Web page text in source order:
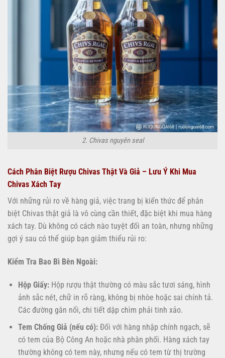
2. Chivas nguyên seal
Cách Phân Biệt Rượu Chivas Thật Và Giả – Lưu Ý Khi Mua
Chivas Xách Tay
Với những rủi ro về hàng giả, việc trang bị kiến thức để phân
biệt Chivas thật giả là vô cùng cần thiết, đặc biệt khi mua hàng
xách tay. Dù không có cách nào tuyệt đối an toàn, nhưng những
gợi ý sau có thể giúp bạn giảm thiểu rủi ro:
Kiểm Tra Bao Bì Bên Ngoài:
Hộp Giấy:Hộp rượu thật thường có màu sắc tươi sáng, hình
ảnh sắc nét, chữ in rõ ràng, không bị nhòe hoặc sai chính tả.
Các đường gân nổi, chi tiết dập chìm phải tinh xảo.
Tem Chống Giả (nếu có):Đối với hàng nhập chính ngạch, sẽ
có tem của Bộ Công An hoặc nhà phân phối. Hàng xách tay
thường không có tem này, nhưng nếu có tem từ thị trường